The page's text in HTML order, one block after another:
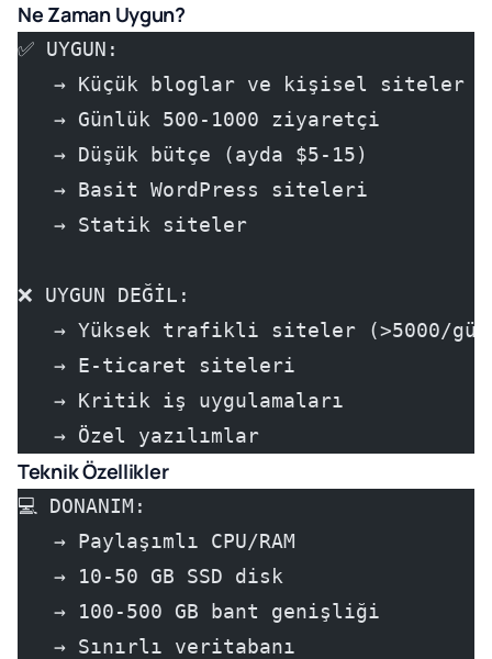
Ne Zaman Uygun?
✅ UYGUN:
   → Küçük bloglar ve kişisel siteler
   → Günlük 500-1000 ziyaretçi
   → Düşük bütçe (ayda $5-15)
   → Basit WordPress siteleri
   → Statik siteler
❌ UYGUN DEĞİL:
→ Yüksek trafikli siteler (>5000/
   → E-ticaret siteleri
   → Kritik iş uygulamaları
   → Özel yazılımlar
Teknik Özellikler
💻 DONANIM:
   → Paylaşımlı CPU/RAM
   → 10-50 GB SSD disk
   → 100-500 GB bant genişliği
   → Sınırlı veritabanı